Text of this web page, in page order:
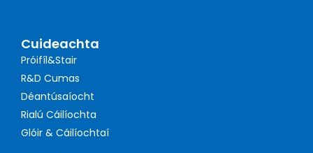
Cuideachta
Próifíl&Stair
R&D Cumas
Déantúsaíocht
Rialú Cáilíochta
Glóir & Cáilíochtaí